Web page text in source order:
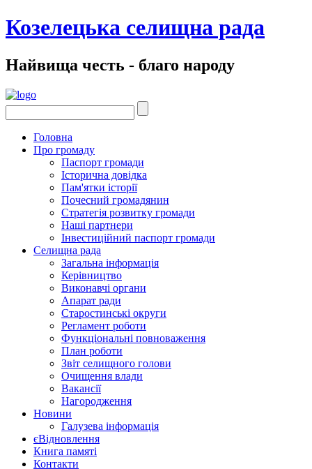
Козелецька селищна рада
Найвища честь - благо народу
Головна
Про громаду
Паспорт громади
Історична довідка
Пам'ятки історії
Почесний громадянин
Стратегія розвитку громади
Наші партнери
Інвестиційний паспорт громади
Селищна рада
Загальна інформація
Керівництво
Виконавчі органи
Апарат ради
Старостинські округи
Регламент роботи
Функціональні повноваження
План роботи
Звіт селищного голови
Очищення влади
Вакансії
Нагородження
Новини
Галузева інформація
єВідновлення
Книга памяті
Контакти